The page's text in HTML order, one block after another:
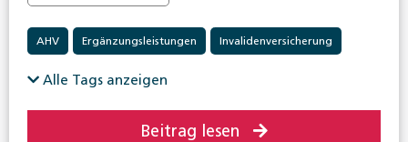
AHV Ergänzungsleistungen Invalidenversicherung
Alle Tags anzeigen
Beitrag lesen